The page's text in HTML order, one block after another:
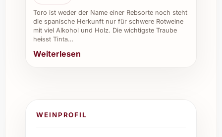
Toro ist weder der Name einer Rebsorte noch steht
die spanische Herkunft nur für schwere Rotweine
mit viel Alkohol und Holz. Die wichtigste Traube
heisst Tinta…
Weiterlesen
WEINPROFIL